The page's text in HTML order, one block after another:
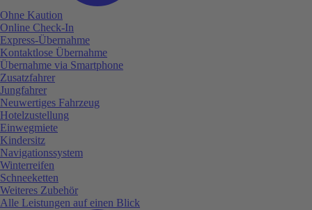
Ohne Kaution
Online Check-In
Express-Übernahme
Kontaktlose Übernahme
Übernahme via Smartphone
Zusatzfahrer
Jungfahrer
Neuwertiges Fahrzeug
Hotelzustellung
Einwegmiete
Kindersitz
Navigationssystem
Winterreifen
Schneeketten
Weiteres Zubehör
Alle Leistungen auf einen Blick